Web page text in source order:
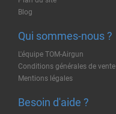
Blog
Qui sommes-nous ?
L'équipe TOM-Airgun
Conditions générales de vente
Mentions légales
Besoin d'aide ?